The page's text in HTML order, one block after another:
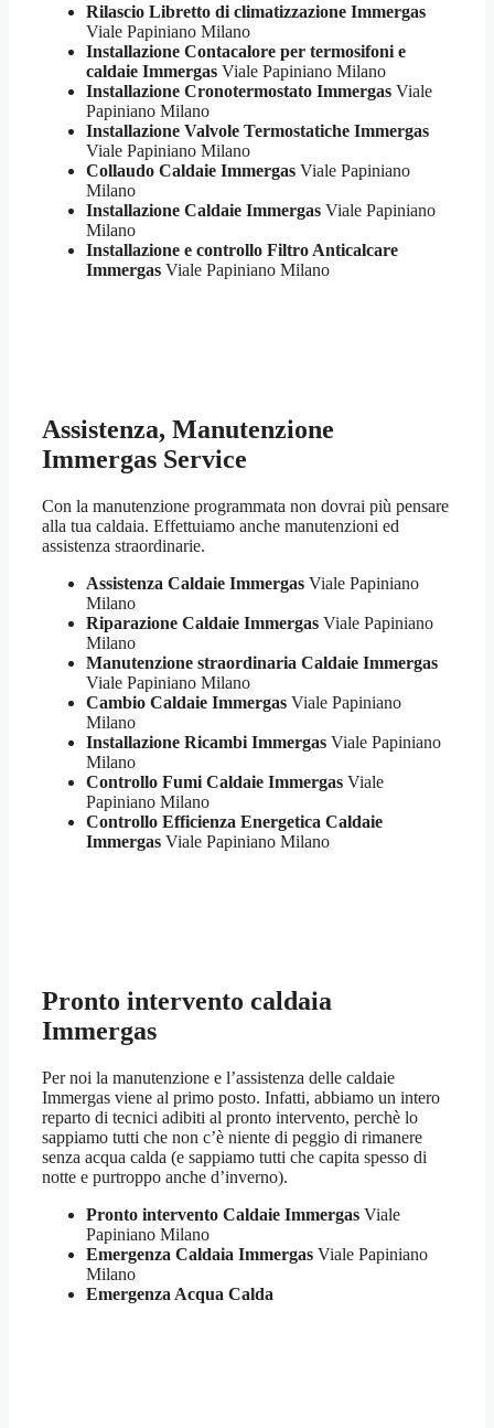
Rilascio Libretto di climatizzazione Immergas
Viale Papiniano Milano
Installazione Contacalore per termosifoni e
caldaie Immergas Viale Papiniano Milano
Installazione Cronotermostato Immergas Viale
Papiniano Milano
Installazione Valvole Termostatiche Immergas
Viale Papiniano Milano
Collaudo Caldaie Immergas Viale Papiniano
Milano
Installazione Caldaie Immergas Viale Papiniano
Milano
Installazione e controllo Filtro Anticalcare
Immergas Viale Papiniano Milano
Assistenza, Manutenzione
Immergas Service
Con la manutenzione programmata non dovrai più pensare
alla tua caldaia. Effettuiamo anche manutenzioni ed
assistenza straordinarie.
Assistenza Caldaie Immergas Viale Papiniano
Milano
Riparazione Caldaie Immergas Viale Papiniano
Milano
Manutenzione straordinaria Caldaie Immergas
Viale Papiniano Milano
Cambio Caldaie Immergas Viale Papiniano
Milano
Installazione Ricambi Immergas Viale Papiniano
Milano
Controllo Fumi Caldaie Immergas Viale
Papiniano Milano
Controllo Efficienza Energetica Caldaie
Immergas Viale Papiniano Milano
Pronto intervento caldaia
Immergas
Per noi la manutenzione e l’assistenza delle caldaie
Immergas viene al primo posto. Infatti, abbiamo un intero
reparto di tecnici adibiti al pronto intervento, perchè lo
sappiamo tutti che non c’è niente di peggio di rimanere
senza acqua calda (e sappiamo tutti che capita spesso di
notte e purtroppo anche d’inverno).
Pronto intervento Caldaie Immergas Viale
Papiniano Milano
Emergenza Caldaia Immergas Viale Papiniano
Milano
Emergenza Acqua Calda